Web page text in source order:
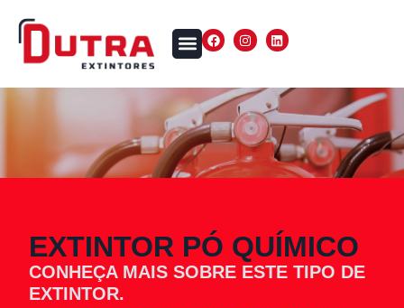
EXTINTOR PÓ QUÍMICO
CONHEÇA MAIS SOBRE ESTE TIPO DE
EXTINTOR.